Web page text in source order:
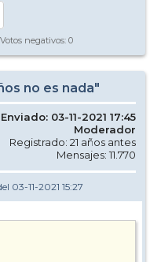
negativos: 0
no es nada"
Enviado: 03-11-2021 17:45
Moderador
Registrado: 21 años antes
Mensajes: 11.770
03-11-2021 15:27